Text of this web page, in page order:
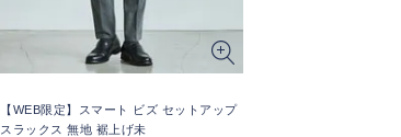
【WEB限定】スマート ビズ セットアップ
スラックス 無地 裾上げ未